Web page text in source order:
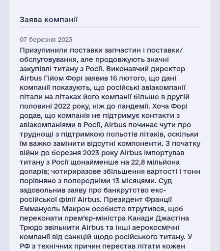
Заява компанії
07 березня 2023
Призупинили поставки запчастин і поставки/
обслуговування, але продовжують значні
закупівлі титану з Росії. Виконавчий директор
Airbus Гійом Форі заявив 16 лютого, що дані
компанії показують, що російські авіакомпанії
літали на літаках його компанії більше в другій
половині 2022 року, ніж до пандемії. Хоча Форі
додав, що компанія не підтримує контакти з
авіакомпаніями в Росії, Airbus починає чути про
труднощі з підтримкою польотів літаків, оскільки
їм важко замінити відсутні компоненти. З початку
війни до березня 2023 року Airbus імпортував
титану з Росії щонайменше на 22,8 мільйона
доларів; чотириразове збільшення вартості і тонн
порівняно з попередніми 13 місяцями. Суд
задовольнив заяву про банкрутство екс-
російської філії Airbus. Президент Франції
Еммануель Макрон особисто втрутився, щоб
переконати прем’єр-міністра Канади Джастіна
Трюдо звільнити Airbus та інші аерокосмічні
компанії від санкцій щодо російського титану. У
РФ з технічних причин перестав літати кожен